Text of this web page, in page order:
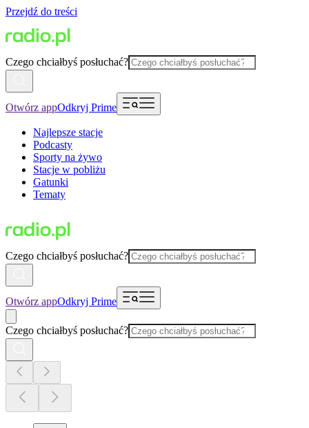
Przejdź do treści
Czego chciałbyś posłuchać?
Otwórz appOdkryj Prime
Najlepsze stacje
Podcasty
Sporty na żywo
Stacje w pobliżu
Gatunki
Tematy
Czego chciałbyś posłuchać?
Otwórz appOdkryj Prime
Czego chciałbyś posłuchać?